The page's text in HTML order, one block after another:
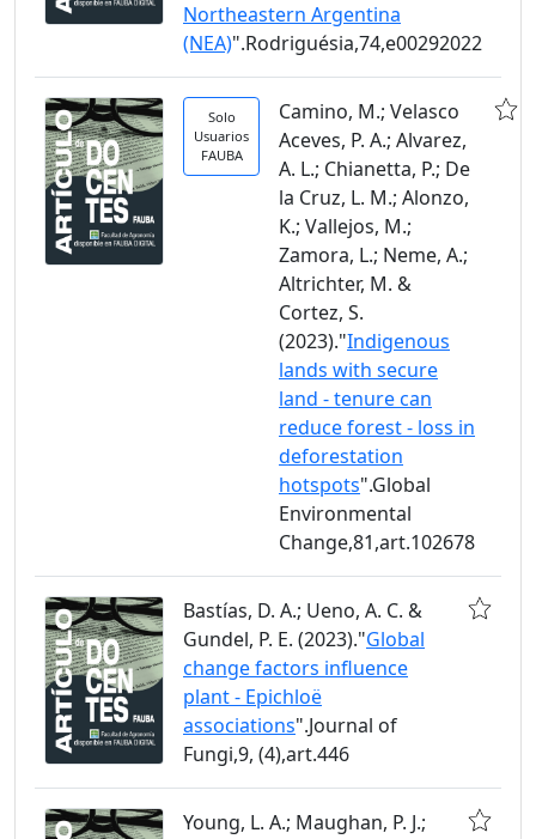
Northeastern Argentina
(NEA)".Rodriguésia,74,e00292022
Solo
Usuarios
FAUBA
Camino, M.; Velasco
Aceves, P. A.; Alvarez,
A. L.; Chianetta, P.; De
la Cruz, L. M.; Alonzo,
K.; Vallejos, M.;
Zamora, L.; Neme, A.;
Altrichter, M. &
Cortez, S.
(2023)."Indigenous
lands with secure
land - tenure can
reduce forest - loss in
deforestation
hotspots".Global
Environmental
Change,81,art.102678
Bastías, D. A.; Ueno, A. C. &
Gundel, P. E. (2023)."Global
change factors influence
plant - Epichloë
associations".Journal of
Fungi,9, (4),art.446
Young, L. A.; Maughan, P. J.;